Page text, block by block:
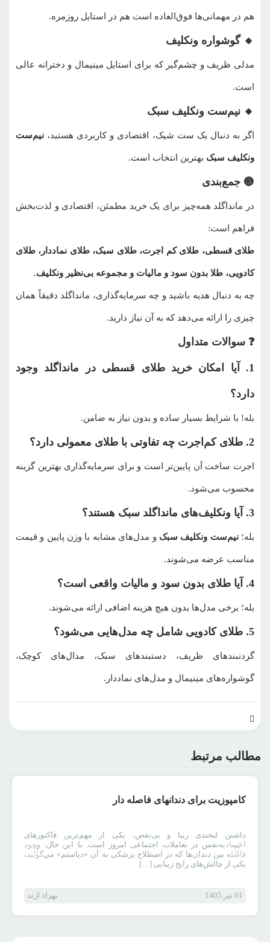
هم در مهمانی‌ها فوق‌العاده است هم در استایل روزمره.
🔸 گوشواره ونکلیف
مدلی ظریف و چشم‌گیر که برای استایل مینیمال و دخترانه عالی
است.
🔸 نیم‌ست ونکلیف سبک
اگر به دنبال یک ست شیک، اقتصادی و کاربردی هستید، نیم‌ست
ونکلیف سبک بهترین انتخاب است.
🟡 جمع‌بندی
در مانداگلد همه‌چیز برای یک خرید مطمئن، اقتصادی و لذت‌بخش
فراهم است:
طلای قسطی، طلای کم اجرت، طلای سبک، طلای نماددار، طلای
کادویی، طلا بدون سود و مالیات و مجموعه بی‌نظیر ونکلیف.
چه به دنبال هدیه باشید و چه سرمایه‌گذاری، مانداگلد دقیقاً همان
چیزی را ارائه می‌دهد که به آن نیاز دارید.
❓ سوالات متداول
1. آیا امکان خرید طلای قسطی در مانداگلد وجود
دارد؟
بله! با شرایط بسیار ساده و بدون نیاز به ضامن.
2. طلای کم‌اجرت چه تفاوتی با طلای معمولی دارد؟
اجرت ساخت آن پایین‌تر است و برای سرمایه‌گذاری بهترین گزینه
محسوب می‌شود.
3. آیا ونکلیف‌های مانداگلد سبک هستند؟
بله؛نیم‌ست ونکلیف سبک و مدل‌های مشابه با وزن پایین و قیمت
مناسب عرضه می‌شوند.
4. آیا طلای بدون سود و مالیات واقعی است؟
بله؛ برخی مدل‌ها بدون هیچ هزینه اضافی ارائه می‌شوند.
5. طلای کادویی شامل چه مدل‌هایی می‌شود؟
گردنبندهای ظریف، دستبندهای سبک، مدال‌های کوچک،
گوشواره‌های مینیمال و مدل‌های نماددار.
مطالب مرتبط
کامپوزیت برای دندانهای فاصله دار
داشتن لبخندی زیبا و بی‌نقص، یکی از مهم‌ترین فاکتورهای
اعتمادبه‌نفس در تعاملات اجتماعی امروز است. با این حال، وجود
فاصله بین دندان‌ها که در اصطلاح پزشکی به آن «دیاستم» می‌گویند،
یکی از چالش‌های رایج زیبایی […]
01 تیر 1405 بهزاد ازند